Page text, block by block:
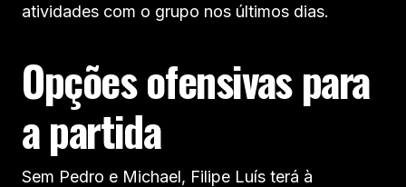
atividades com o grupo nos últimos dias.
Opções ofensivas para
a partida
Sem Pedro e Michael, Filipe Luís terá à